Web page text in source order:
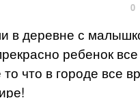
0
в деревне с
ребенок
то что в городе все